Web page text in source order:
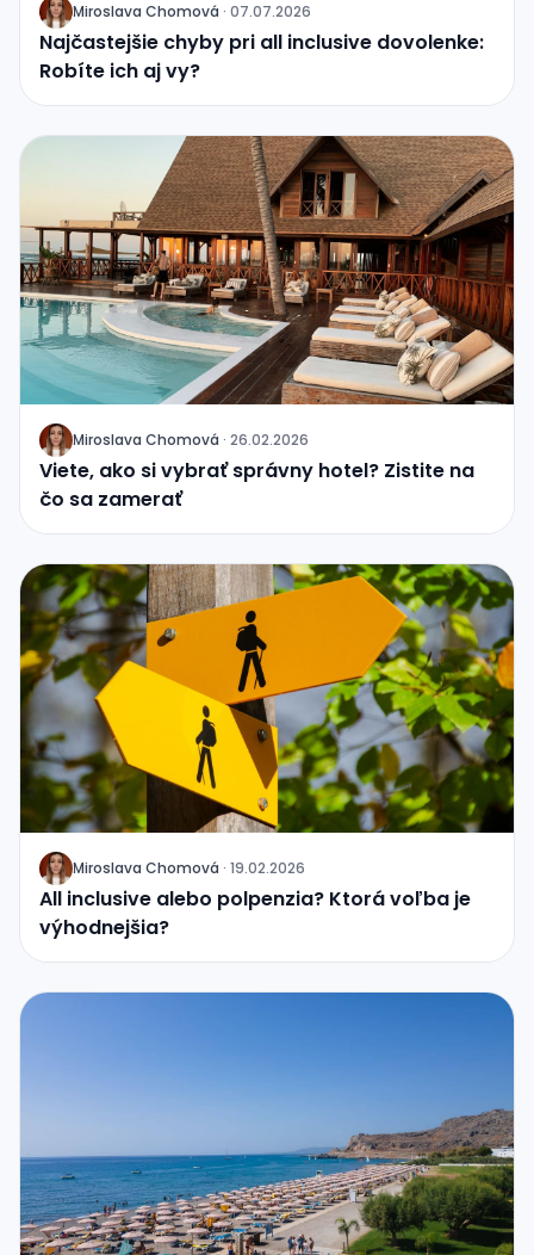
J Miroslava Chomová · 07.07.2026
Najčastejšie chyby pri all inclusive dovolenke:
Robíte ich aj vy?
J Miroslava Chomová · 26.02.2026
Viete, ako si vybrať správny hotel? Zistite na
čo sa zamerať
J Miroslava Chomová · 19.02.2026
All inclusive alebo polpenzia? Ktorá voľba je
výhodnejšia?